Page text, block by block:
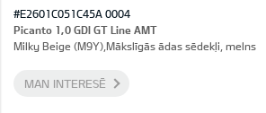
#E2601C051C45A 0004
Picanto 1,0 GDI GT Line AMT
Milky Beige (M9Y),Mākslīgās ādas sēdekļi, melns
MAN INTERESĒ